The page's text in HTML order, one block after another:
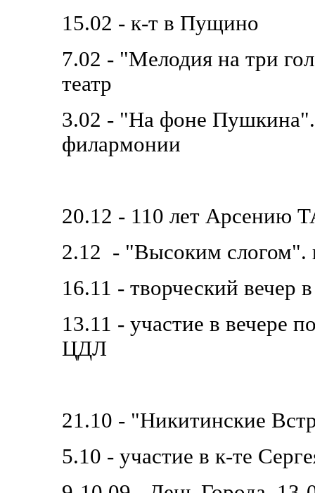
15.02 - к-т в Пущино
7.02 - "Мелодия на три
театр
3.02 - "На фоне Пушкина".
филармонии
20.12 - 110 лет
2.12 - "Высоким слогом".
16.11 - творческий вечер
13.11 - участие в вечере
ЦДЛ
21.10 - "Никитинские
5.10 - участие в к-те